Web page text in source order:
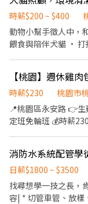
缺名稱】
https://reurl.cc/
服務 - 【 上班地點 】
班 ) 🔔 桃園 3 倉 : 大
路 🔔 桃園 5 倉：觀
倉樓下) 🔔 桃園 17
區環東路 (4'F) ( 後面
個月排休 8 ~ 10 天，
08 : 00 - 17 : 00 排休 $ 210 周休 $ 200 晚班 18 : 00 - 03 : 00 排休 $
240 周休 $ 230 ( 假
微波爐、外出用餐
問 ⭐ 官方帳號 : https://lin.ee/
話 / 截圖職缺文 ★
時薪$200 ~ $400
動物小幫手徵人中，和可愛貓
餵食與陪伴犬貓 •
有愛心，歡迎加入我
【桃園】週休雞
時薪$230
桃園市
📍桃園區永安路 👉生雞肉包裝 (需穿著無塵衣) 🌞08:00-17:00 👉固
定班免輪班 💰時薪230元 🎀低溫廠房夏天不怕熱 🎀間休2
消防水系統配管學
日薪$1800 ~ $3500
找尋想學一技之長，肯
容| * 切管車管、放樣、備料 * 配管施工 * 灑水頭